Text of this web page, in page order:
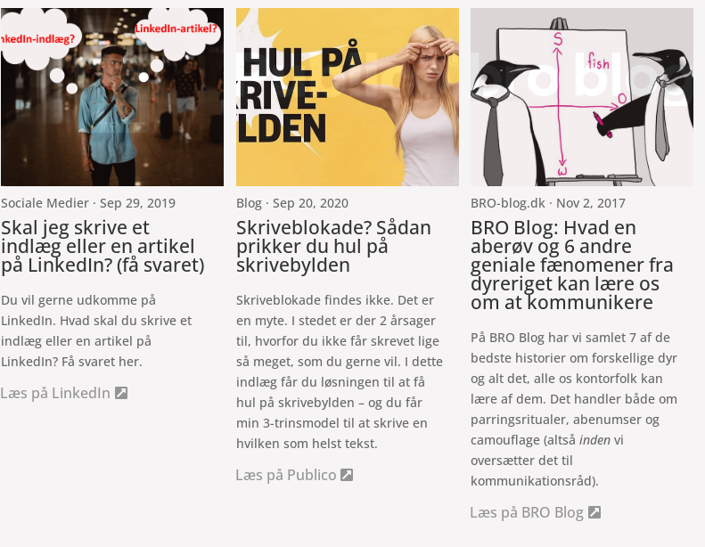

Sociale Medier · Sep 29, 2019
Skal jeg skrive et
indlæg eller en artikel
på LinkedIn? (få svaret)
Du vil gerne udkomme på
LinkedIn. Hvad skal du skrive et
indlæg eller en artikel på
LinkedIn? Få svaret her.
Læs på LinkedIn
Blog · Sep 20, 2020
Skriveblokade? Sådan
prikker du hul på
skrivebylden
Skriveblokade findes ikke. Det er
en myte. I stedet er der 2 årsager
til, hvorfor du ikke får skrevet lige
så meget, som du gerne vil. I dette
indlæg får du løsningen til at få
hul på skrivebylden – og du får
min 3-trinsmodel til at skrive en
hvilken som helst tekst.
Læs på Publico
BRO-blog.dk · Nov 2, 2017
BRO Blog: Hvad en
aberøv og 6 andre
geniale fænomener fra
dyreriget kan lære os
om at kommunikere
På BRO Blog har vi samlet 7 af de
bedste historier om forskellige dyr
og alt det, alle os kontorfolk kan
lære af dem. Det handler både om
parringsritualer, abenumser og
camouflage (altsåinden vi
oversætter det til
kommunikationsråd).
Læs på BRO Blog